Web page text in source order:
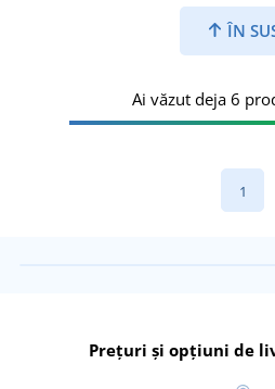
ÎN
Ai văzut deja 6
1
Prețuri și opțiuni de